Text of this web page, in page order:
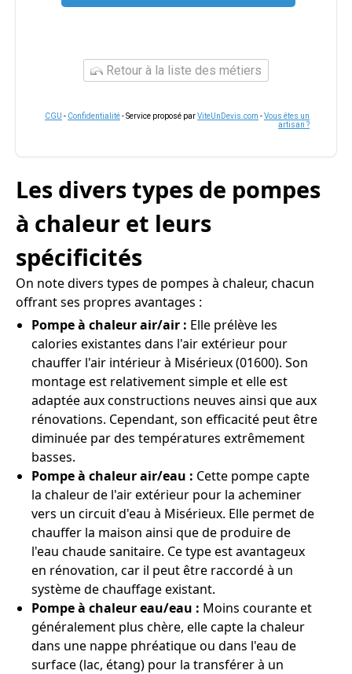
Retour à la liste des métiers
CGU - Confidentialité- Service proposé parViteUnDevis.com -Vous êtes un
artisan ?
Les divers types de pompes
à chaleur et leurs
spécificités
On note divers types de pompes à chaleur, chacun
offrant ses propres avantages :
Pompe à chaleur air/air : Elle prélève les
calories existantes dans l'air extérieur pour
chauffer l'air intérieur à Misérieux (01600). Son
montage est relativement simple et elle est
adaptée aux constructions neuves ainsi que aux
rénovations. Cependant, son efficacité peut être
diminuée par des températures extrêmement
basses.
Pompe à chaleur air/eau : Cette pompe capte
la chaleur de l'air extérieur pour la acheminer
vers un circuit d'eau à Misérieux. Elle permet de
chauffer la maison ainsi que de produire de
l'eau chaude sanitaire. Ce type est avantageux
en rénovation, car il peut être raccordé à un
système de chauffage existant.
Pompe à chaleur eau/eau : Moins courante et
généralement plus chère, elle capte la chaleur
dans une nappe phréatique ou dans l'eau de
surface (lac, étang) pour la transférer à un